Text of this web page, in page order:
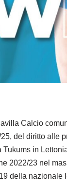
Calcio
del diritto alle
Tukums in
2022/23 nel
della nazionale